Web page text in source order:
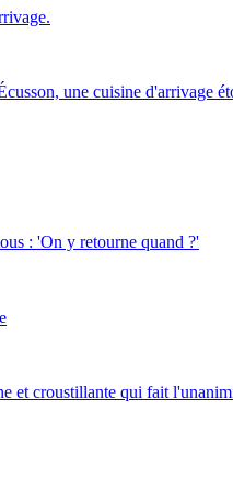
une cuisine d'arrivage
: 'On y retourne quand ?'
et croustillante qui fait